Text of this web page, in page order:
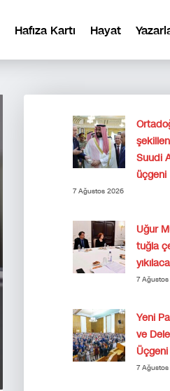
Hafıza Kartı Hayat
Suudi
üçgeni
7 Ağustos 2026
Uğur
tuğla
7
Yeni
ve
Üçgeni
7